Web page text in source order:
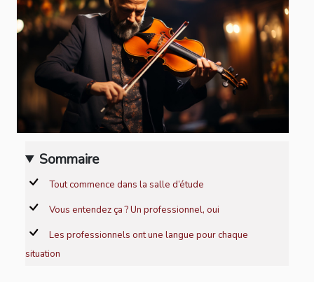
Sommaire
Tout commence dans la salle d’étude
Vous entendez ça ? Un professionnel, oui
Les professionnels ont une langue pour chaque
situation